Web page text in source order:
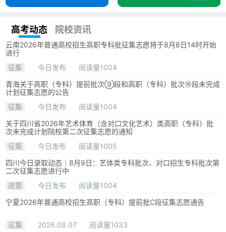
高考动态 院校资讯
云南2026年普通高校招生高职专科批征集志愿将于8月8日14时开始
进行
征集
今日发布
阅读量1004
青海关于高职（专科）提前批次⑨段和高职（专科）批次⑩段未完成
计划征集志愿的公告
征集
今日发布
阅读量1004
关于四川省2026年艺术体育（含对口文化艺术）类高职（专科）批
次未完成计划院校第二次征集志愿的通知
征集
今日发布
阅读量1005
四川今日录取动态｜8月9日：艺体类专科批次、对口招生专科批次第
二次征集志愿进行中
政策
今日发布
阅读量1004
宁夏2026年普通高校招生高职（专科）提前批C段征集志愿通告
征集 2026.08.07
阅读量1033